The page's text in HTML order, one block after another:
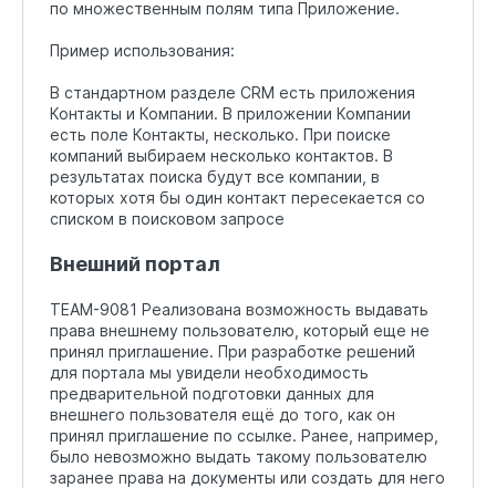
по множественным полям типа Приложение.
Пример использования:
В стандартном разделе CRM есть приложения
Контакты и Компании. В приложении Компании
есть поле Контакты, несколько. При поиске
компаний выбираем несколько контактов. В
результатах поиска будут все компании, в
которых хотя бы один контакт пересекается со
списком в поисковом запросе
Внешний портал
TEAM-9081 Реализована возможность выдавать
права внешнему пользователю, который еще не
принял приглашение. При разработке решений
для портала мы увидели необходимость
предварительной подготовки данных для
внешнего пользователя ещё до того, как он
принял приглашение по ссылке. Ранее, например,
было невозможно выдать такому пользователю
заранее права на документы или создать для него